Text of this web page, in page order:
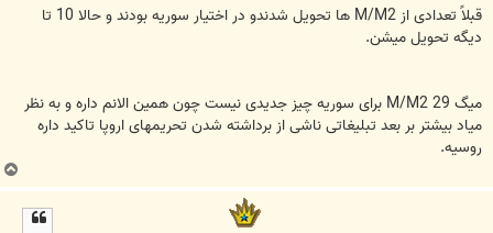
قبلاً تعدادی از M/M2 ها تحویل شدندو در اختیار سوریه بودند و حالا 10 تا
دیگه تحویل میشن.
میگ 29 M/M2 برای سوریه چیز جدیدی نیست چون همین الانم داره و به نظر
میاد بیشتر بر بعد تبلیغاتی ناشی از برداشته شدن تحریمهای اروپا تاکید داره
روسیه.
ب
ا